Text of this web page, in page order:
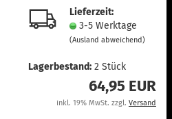
Lieferzeit:
3-5 Werktage
(Ausland abweichend)
Lagerbestand: 2Stück
64,95 EUR
inkl. 19% MwSt. zzgl. Versand